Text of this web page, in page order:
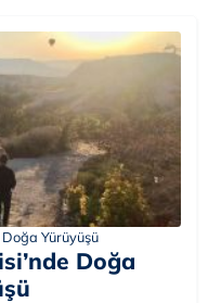
Yürüyüşü
Doğa